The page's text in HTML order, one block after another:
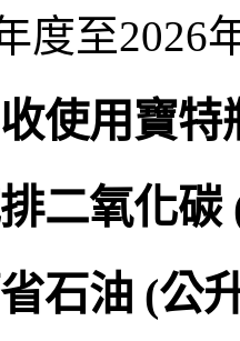
度至2026
使用寶特
二氧化碳
石油 (公